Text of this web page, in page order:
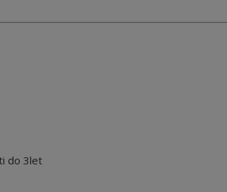
do 3let